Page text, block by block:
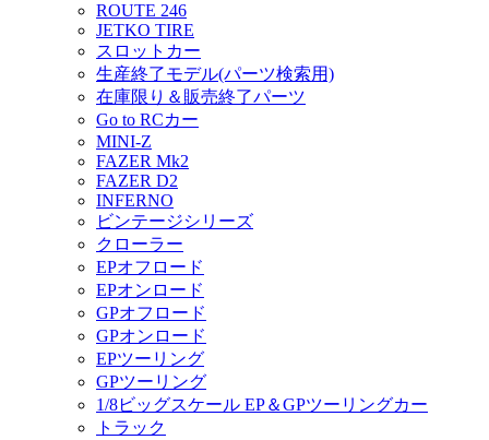
ROUTE 246
JETKO TIRE
スロットカー
生産終了モデル(パーツ検索用)
在庫限り＆販売終了パーツ
Go to RCカー
MINI-Z
FAZER Mk2
FAZER D2
INFERNO
ビンテージシリーズ
クローラー
EPオフロード
EPオンロード
GPオフロード
GPオンロード
EPツーリング
GPツーリング
1/8ビッグスケール EP＆GPツーリングカー
トラック